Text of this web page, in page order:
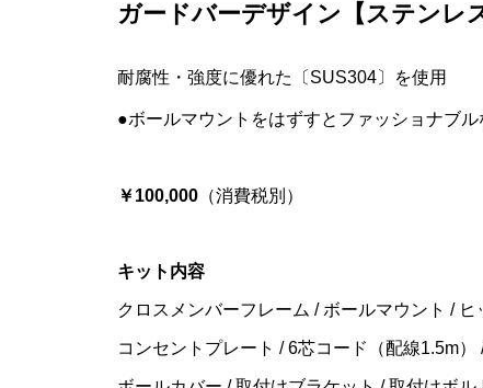
ガードバーデザイン【ステンレ
耐腐性・強度に優れた〔SUS304〕を使用
●ボールマウントをはずすとファッショナブル
￥100,000 （消費税別）
キット内容
クロスメンバーフレーム / ボールマウント /
コンセントプレート / 6芯コード（配線1.5m